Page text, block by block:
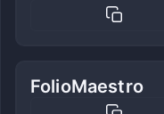
FolioMaestro